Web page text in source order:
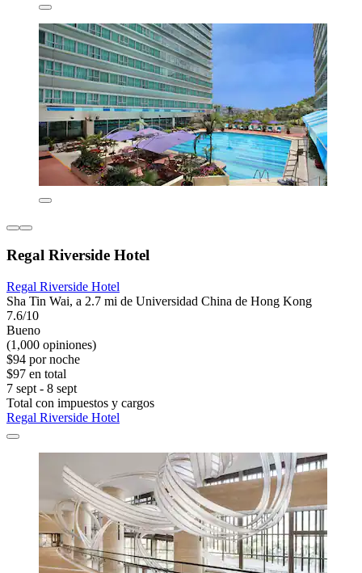
Regal Riverside Hotel
Regal Riverside Hotel
Sha Tin Wai, a 2.7 mi de Universidad China de Hong Kong
7.6/10
Bueno
(1,000 opiniones)
$94 por noche
$97 en total
7 sept - 8 sept
Total con impuestos y cargos
Regal Riverside Hotel